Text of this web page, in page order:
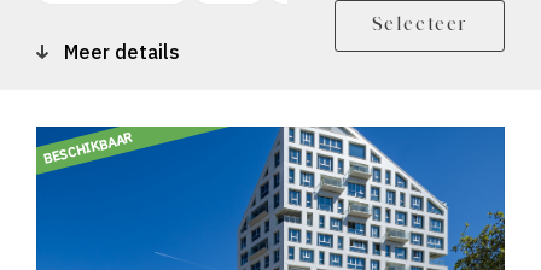
Meer details
Selecteer
BESCHIKBAAR